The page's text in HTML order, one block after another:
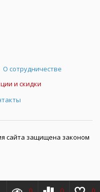
О сотрудничестве
и скидки
сайта защищена законом